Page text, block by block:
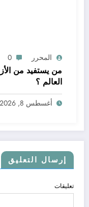
المحرر 0
من يستفيد من
العالم ؟
أغسطس 8, 2026
إرسال التعليق
تعليقات